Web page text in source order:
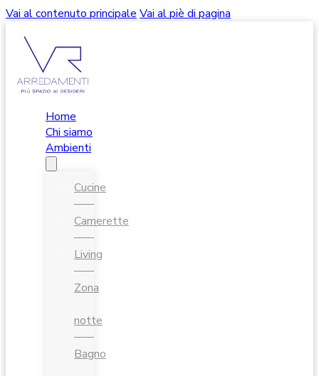
Vai al contenuto principale Vai al piè di pagina
Home
Chi siamo
Ambienti
Cucine
Camerette
Living
Zona
notte
Bagno